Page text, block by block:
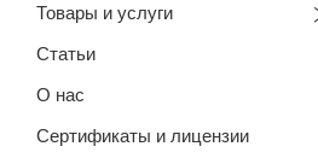
Товары и услуги
Статьи
О нас
Сертификаты и лицензии